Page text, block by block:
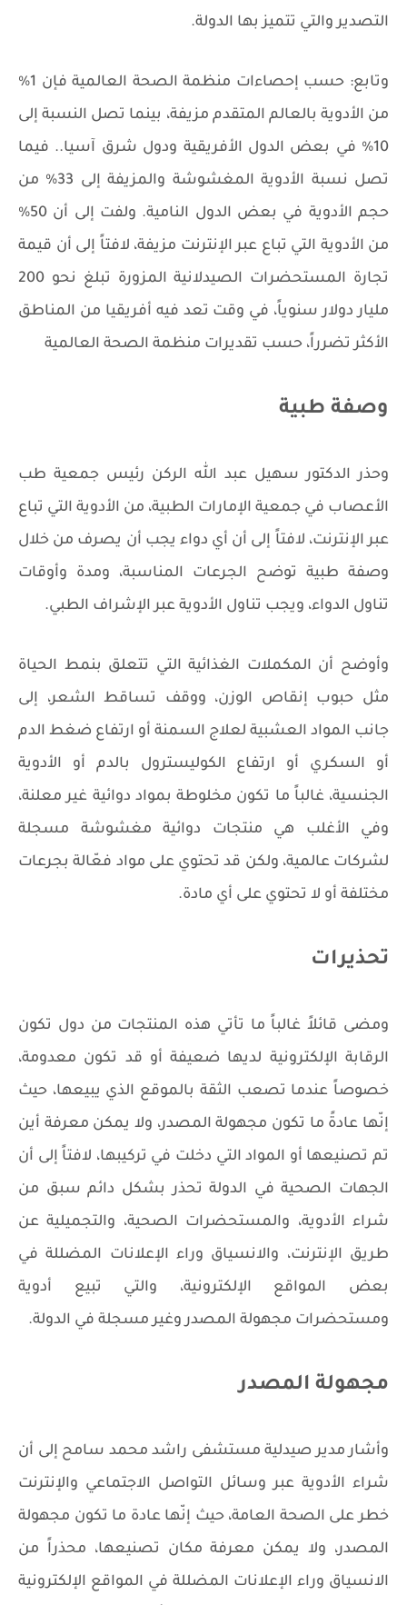
التصدير والتي تتميز بها الدولة.
وتابع: حسب إحصاءات منظمة الصحة العالمية فإن 1%
من الأدوية بالعالم المتقدم مزيفة، بينما تصل النسبة إلى
10% في بعض الدول الأفريقية ودول شرق آسيا.. فيما
تصل نسبة الأدوية المغشوشة والمزيفة إلى 33% من
حجم الأدوية في بعض الدول النامية. ولفت إلى أن 50%
من الأدوية التي تباع عبر الإنترنت مزيفة، لافتاً إلى أن قيمة
تجارة المستحضرات الصيدلانية المزورة تبلغ نحو 200
مليار دولار سنوياً، في وقت تعد فيه أفريقيا من المناطق
الأكثر تضرراً، حسب تقديرات منظمة الصحة العالمية
وصفة طبية
وحذر الدكتور سهيل عبد الله الركن رئيس جمعية طب
الأعصاب في جمعية الإمارات الطبية، من الأدوية التي تباع
عبر الإنترنت، لافتاً إلى أن أي دواء يجب أن يصرف من خلال
وصفة طبية توضح الجرعات المناسبة، ومدة وأوقات
تناول الدواء، ويجب تناول الأدوية عبر الإشراف الطبي.
وأوضح أن المكملات الغذائية التي تتعلق بنمط الحياة
مثل حبوب إنقاص الوزن، ووقف تساقط الشعر، إلى
جانب المواد العشبية لعلاج السمنة أو ارتفاع ضغط الدم
أو السكري أو ارتفاع الكوليسترول بالدم أو الأدوية
الجنسية، غالباً ما تكون مخلوطة بمواد دوائية غير معلنة،
وفي الأغلب هي منتجات دوائية مغشوشة مسجلة
لشركات عالمية، ولكن قد تحتوي على مواد فعّالة بجرعات
مختلفة أو لا تحتوي على أي مادة.
تحذيرات
ومضى قائلاً غالباً ما تأتي هذه المنتجات من دول تكون
الرقابة الإلكترونية لديها ضعيفة أو قد تكون معدومة،
خصوصاً عندما تصعب الثقة بالموقع الذي يبيعها، حيث
إنّها عادةً ما تكون مجهولة المصدر، ولا يمكن معرفة أين
تم تصنيعها أو المواد التي دخلت في تركيبها، لافتاً إلى أن
الجهات الصحية في الدولة تحذر بشكل دائم سبق من
شراء الأدوية، والمستحضرات الصحية، والتجميلية عن
طريق الإنترنت، والانسياق وراء الإعلانات المضللة في
بعض المواقع الإلكترونية، والتي تبيع أدوية
ومستحضرات مجهولة المصدر وغير مسجلة في الدولة.
مجهولة المصدر
وأشار مدير صيدلية مستشفى راشد محمد سامح إلى أن
شراء الأدوية عبر وسائل التواصل الاجتماعي والإنترنت
خطر على الصحة العامة، حيث إنّها عادة ما تكون مجهولة
المصدر، ولا يمكن معرفة مكان تصنيعها، محذراً من
الانسياق وراء الإعلانات المضللة في المواقع الإلكترونية